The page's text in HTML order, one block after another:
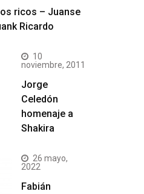
ricos – Juanse
Ricardo
10
noviembre, 2011
Jorge
Celedón
homenaje a
Shakira
26 mayo,
2022
Fabián